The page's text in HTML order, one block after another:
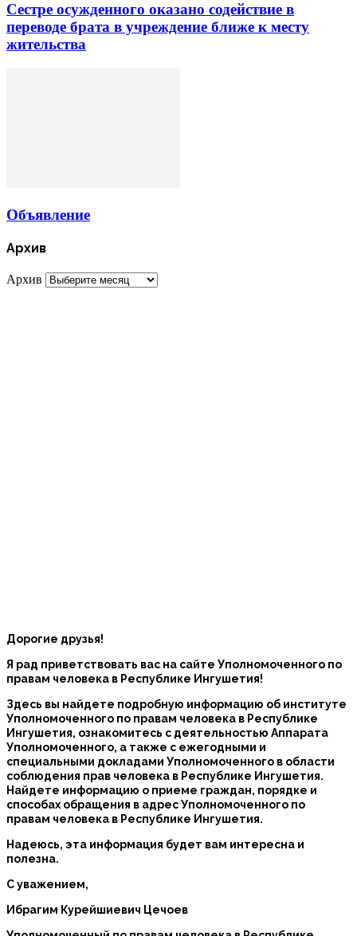
Сестре осужденного оказано содействие в
переводе брата в учреждение ближе к месту
жительства
Объявление
Архив
Архив
Дорогие друзья!
Я рад приветствовать вас на сайте Уполномоченного по
правам человека в Республике Ингушетия!
Здесь вы найдете подробную информацию об институте
Уполномоченного по правам человека в Республике
Ингушетия, ознакомитесь с деятельностью Аппарата
Уполномоченного, а также с ежегодными и
специальными докладами Уполномоченного в области
соблюдения прав человека в Республике Ингушетия.
Найдете информацию о приеме граждан, порядке и
способах обращения в адрес Уполномоченного по
правам человека в Республике Ингушетия.
Надеюсь, эта информация будет вам интересна и
полезна.
С уважением,
Ибрагим Курейшиевич Цечоев